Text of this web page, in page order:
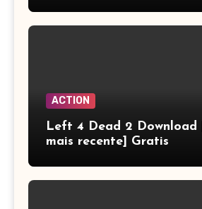
ACTION
Left 4 Dead 2 Download
mais recente] Gratis